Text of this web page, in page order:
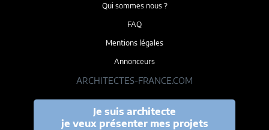
Qui sommes nous ?
FAQ
Mentions légales
Annonceurs
ARCHITECTES-FRANCE.COM
Je suis architecte
je veux présenter mes projets